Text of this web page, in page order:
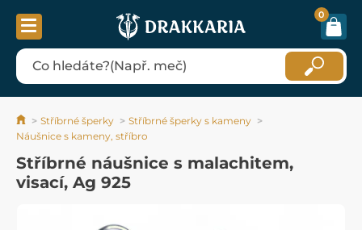
0
Stříbrné šperky
Stříbrné šperky s kameny
Náušnice s kameny, stříbro
Stříbrné náušnice s malachitem,
visací, Ag 925